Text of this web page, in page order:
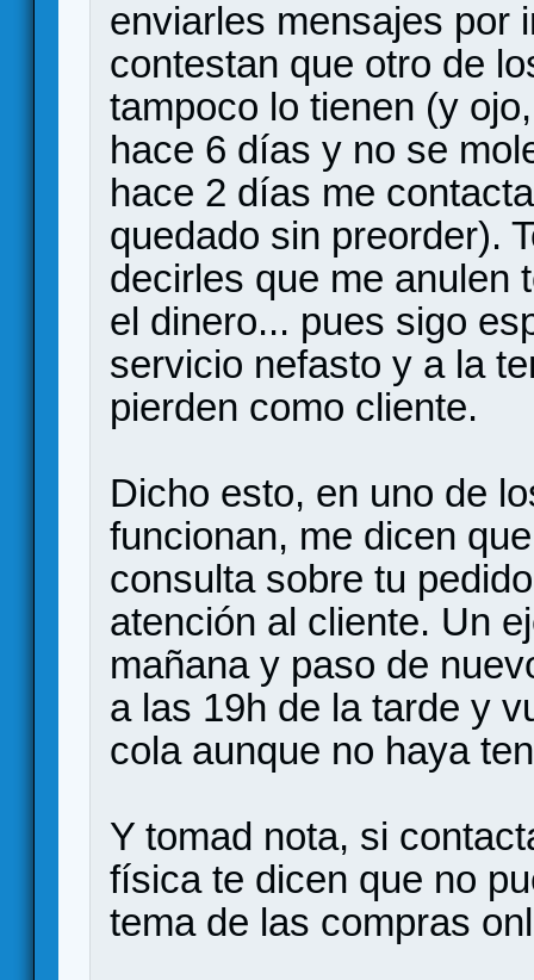
enviarles mensajes por
contestan que otro de
tampoco lo tienen (y
hace 6 días y no se
hace 2 días me
quedado sin preorder).
decirles que me anulen
el dinero... pues sigo
servicio nefasto y a la
pierden como cliente.
Dicho esto, en uno de
funcionan, me dicen
consulta sobre tu
atención al cliente. Un
mañana y paso de
a las 19h de la tarde y
cola aunque no haya
Y tomad nota, si
física te dicen que no
tema de las compras